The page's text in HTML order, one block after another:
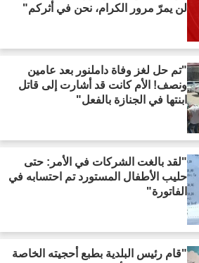
لن يمرّ مرور الكرام، نحن في أثركم"
"تم حل لغز وفاة داملنور بعد عامين
ونصف! الأم كانت قد أشارت إلى قاتل
ابنتها في الجنازة بالفعل"
"لقد بالغت الشركات في الأمر: حتى
حليب الأطفال المستورد تم احتسابه في
الفاتورة"
"قام رئيس البلدية بطبع أحجيته الخاصة